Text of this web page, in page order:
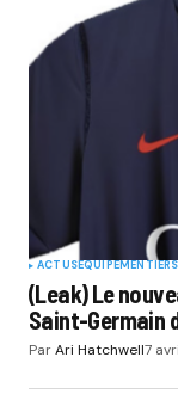
ACTUSEQUIPEMENTIERS
(Leak) Le
Saint-Germain
ParAri Hatchwell7